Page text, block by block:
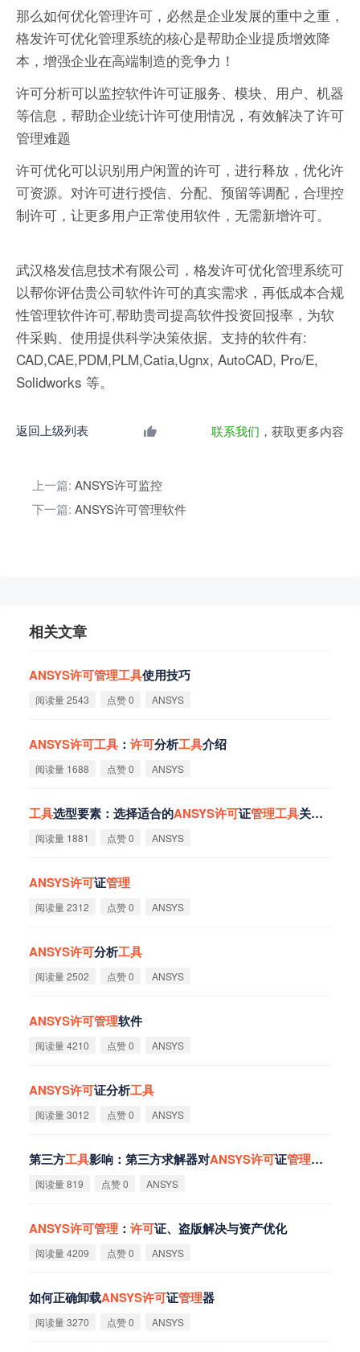
那么如何优化管理许可，必然是企业发展的重中之重，
格发许可优化管理系统的核心是帮助企业提质增效降
本，增强企业在高端制造的竞争力！
许可分析可以监控软件许可证服务、模块、用户、机器
等信息，帮助企业统计许可使用情况，有效解决了许可
管理难题
许可优化可以识别用户闲置的许可，进行释放，优化许
可资源。对许可进行授信、分配、预留等调配，合理控
制许可，让更多用户正常使用软件，无需新增许可。
武汉格发信息技术有限公司，格发许可优化管理系统可
以帮你评估贵公司软件许可的真实需求，再低成本合规
性管理软件许可,帮助贵司提高软件投资回报率，为软
件采购、使用提供科学决策依据。支持的软件有:
CAD,CAE,PDM,PLM,Catia,Ugnx, AutoCAD, Pro/E,
Solidworks 等。
返回上级列表 联系我们 ，获取更多内容
上一篇: ANSYS许可监控
下一篇: ANSYS许可管理软件
相关文章
ANSYS许可管理工具使用技巧
阅读量 2543 点赞 0 ANSYS
ANSYS许可工具 ： 许可分析工具介绍
阅读量 1688 点赞 0 ANSYS
工具选型要素：选择适合的ANSYS许可证管理工具关键要素
阅读量 1881 点赞 0 ANSYS
ANSYS许可证管理
阅读量 2312 点赞 0 ANSYS
ANSYS许可分析工具
阅读量 2502 点赞 0 ANSYS
ANSYS许可管理软件
阅读量 4210 点赞 0 ANSYS
ANSYS许可证分析工具
阅读量 3012 点赞 0 ANSYS
第三方工具影响：第三方求解器对ANSYS许可证管理的影响
阅读量 819 点赞 0 ANSYS
ANSYS许可管理 ： 许可证、盗版解决与资产优化
阅读量 4209 点赞 0 ANSYS
如何正确卸载ANSYS许可证管理器
阅读量 3270 点赞 0 ANSYS